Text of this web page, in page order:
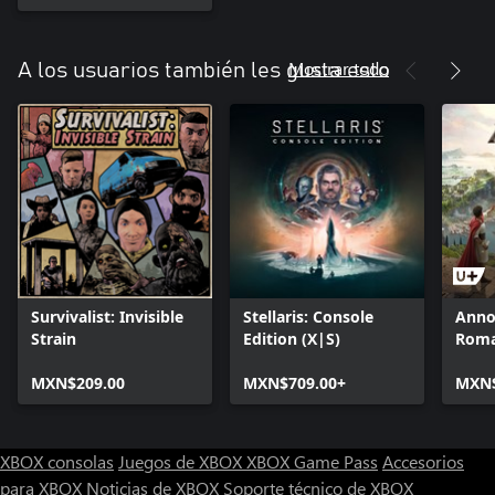
A los usuarios también les gusta esto
Mostrar todo
Survivalist: Invisible
Strain
MXN$209.00
Stellaris: Console
Edition (X|S)
MXN$709.00+
XBOX consolas Juegos de XBOXXBOX Game Pass Accesorios
para XBOX Noticias de XBOX Soporte técnico de XBOX